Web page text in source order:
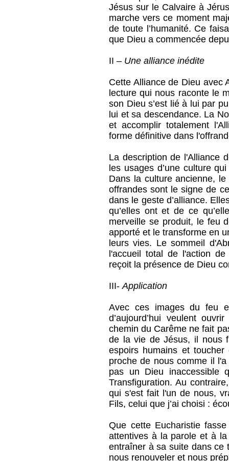
Jésus sur le Calvaire à
marche vers ce moment
de toute l’humanité. Ce
que Dieu a commencée
II – Une alliance inédite
Cette Alliance de Dieu avec
lecture qui nous raconte le
son Dieu s’est lié à lui par
lui et sa descendance. La
et accomplir totalement
forme définitive dans
La description de l'Alliance
les usages d’une culture
Dans la culture ancienne,
offrandes sont le signe de
dans le geste d’alliance.
qu’elles ont et de ce
merveille se produit, le feu
apporté et le transforme en
leurs vies. Le sommeil
l'accueil total de l'action
reçoit la présence de Dieu
III-Application
Avec ces images du feu
d’aujourd’hui veulent
chemin du Carême ne fait
de la vie de Jésus, il nous
espoirs humains et
proche de nous comme il
pas un Dieu inaccessible
Transfiguration. Au
qui s'est fait l'un de nous,
Fils, celui que j’ai choisi :
Que cette Eucharistie
attentives à la parole et à
entraîner à sa suite dans ce
nous renouveler et nous